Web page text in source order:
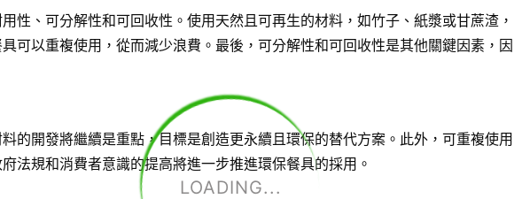
LOADING...
性、可分解性和可回收性。使用天然且可再生的材料，如竹子、紙漿或甘蔗渣，
可以重複使用，從而減少浪費。最後，可分解性和可回收性是其他關鍵因素，因
的開發將繼續是重點，目標是創造更永續且環保的替代方案。此外，可重複使用
法規和消費者意識的提高將進一步推進環保餐具的採用。